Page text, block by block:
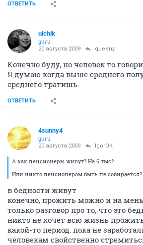
ОТВЕТИТЬ
ulchik
guru
20 августа 2009 queeny
Конечно буду, но человек то
Я думаю когда выше среднего
среднего тратишь.
ОТВЕТИТЬ
4sunny4
guru
20 августа 2009 IgorOK
А как пенсионеры живут? На 6 тыс?
Или никто пенсионером быть не собирается?
в бедности живут
конечно, прожить можно и на
только разговор про то, что это
никто не хочет всю жизнь
какой-то период, пока не
человекам свойственно